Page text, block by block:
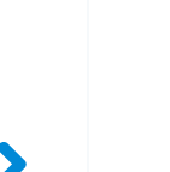
Крепление